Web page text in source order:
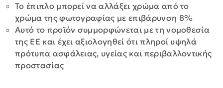
Το έπιπλο μπορεί να αλλάξει χρώμα από το
χρώμα της φωτογραφίας με επιβάρυνση 8%
Αυτό το προϊόν συμμορφώνεται με τη νομοθεσία
της ΕΕ και έχει αξιολογηθεί ότι πληροί υψηλά
πρότυπα ασφάλειας, υγείας και περιβαλλοντικής
προστασίας